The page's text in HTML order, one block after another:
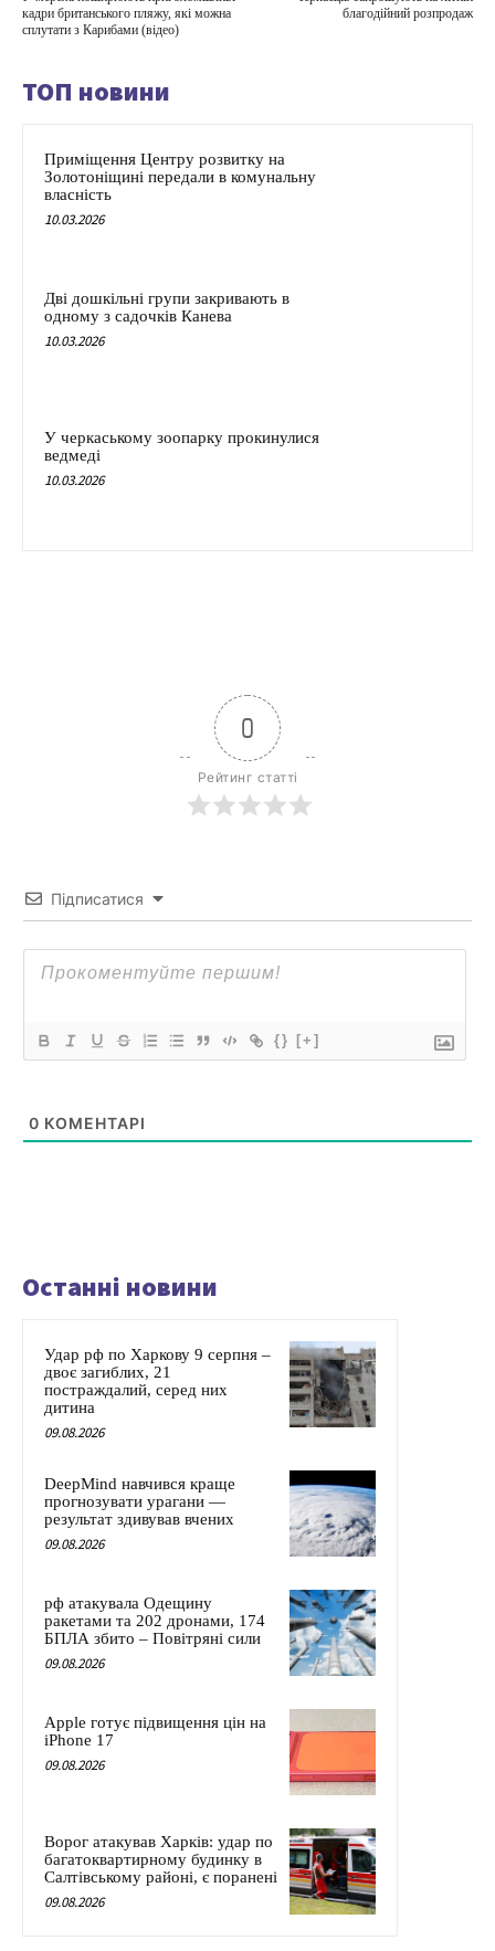
кадри британського пляжу, які можна
сплутати з Карибами (відео)
благодійний розпродаж
ТОП новини
Приміщення Центру розвитку на
Золотоніщині передали в комунальну
власність
10.03.2026
Дві дошкільні групи закривають в
одному з садочків Канева
10.03.2026
У черкаському зоопарку прокинулися
ведмеді
10.03.2026
0
Рейтинг статті
Підписатися
{} [+]
0 КОМЕНТАРІ
Останні новини
Удар рф по Харкову 9 серпня –
двоє загиблих, 21
постраждалий, серед них
дитина
09.08.2026
DeepMind навчився краще
прогнозувати урагани —
результат здивував вчених
09.08.2026
рф атакувала Одещину
ракетами та 202 дронами, 174
БПЛА збито – Повітряні сили
09.08.2026
Apple готує підвищення цін на
iPhone 17
09.08.2026
Ворог атакував Харків: удар по
багатоквартирному будинку в
Салтівському районі, є поранені
09.08.2026